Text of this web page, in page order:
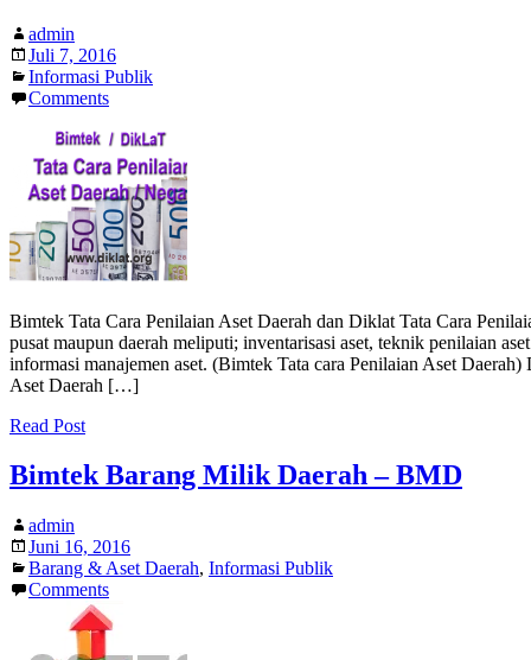
admin
Juli 7, 2016
Informasi Publik
Comments
Bimtek Tata Cara Penilaian Aset Daerah dan Diklat Tata Cara
pusat maupun daerah meliputi; inventarisasi aset, teknik penilaian
informasi manajemen aset. (Bimtek Tata cara Penilaian Aset
Aset Daerah […]
Read Post
Bimtek Barang Milik Daerah – BMD
admin
Juni 16, 2016
Barang & Aset Daerah, Informasi Publik
Comments